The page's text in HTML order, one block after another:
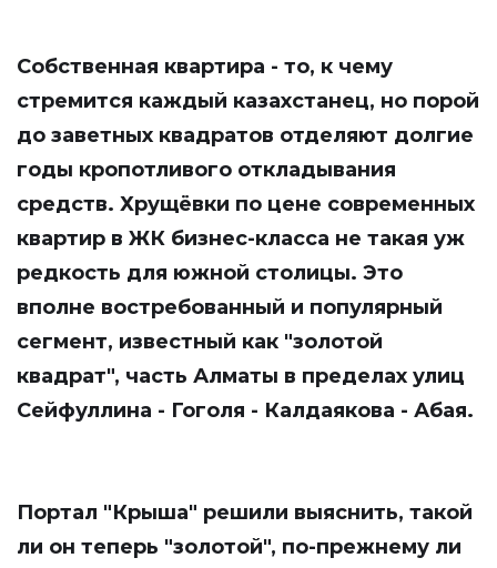
Собственная квартира - то, к чему
стремится каждый казахстанец, но порой
до заветных квадратов отделяют долгие
годы кропотливого откладывания
средств. Хрущёвки по цене современных
квартир в ЖК бизнес-класса не такая уж
редкость для южной столицы. Это
вполне востребованный и популярный
сегмент, известный как "золотой
квадрат", часть Алматы в пределах улиц
Сейфуллина - Гоголя - Калдаякова - Абая.
Портал "Крыша" решили выяснить, такой
ли он теперь "золотой", по-прежнему ли